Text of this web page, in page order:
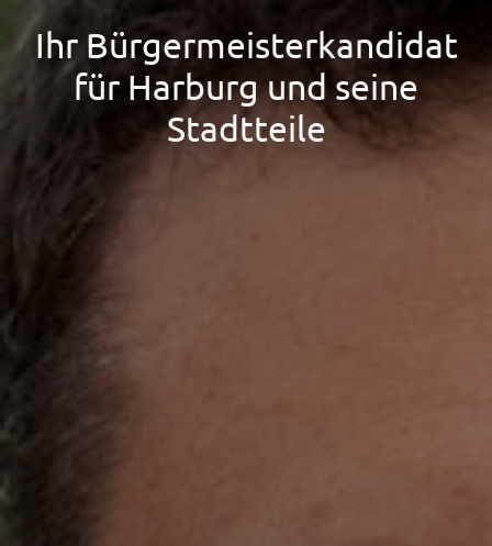
Ihr Bürgermeisterkandidat
für Harburg und seine
Stadtteile